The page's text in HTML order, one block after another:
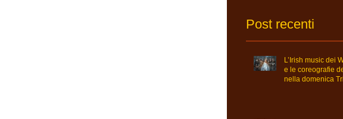
Post recenti
L’Irish music dei
e le coreografie
nella domenica